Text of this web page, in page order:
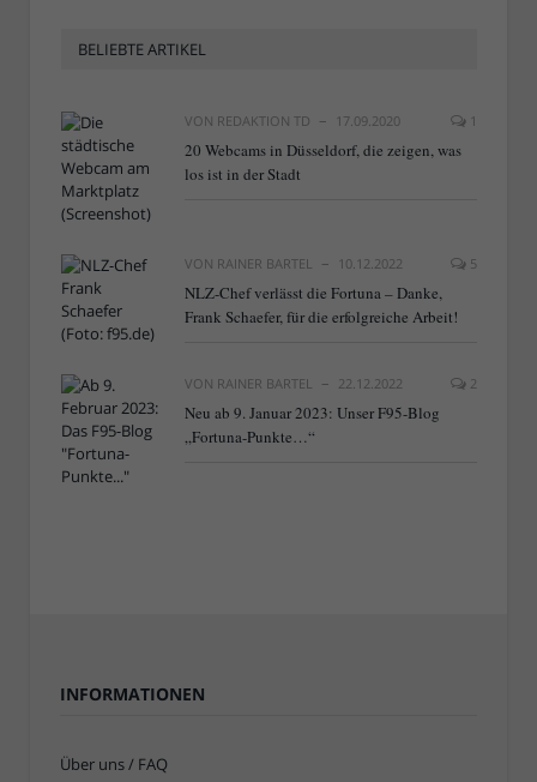
BELIEBTE ARTIKEL
VON REDAKTION TD 17.09.2020 1
20 Webcams in Düsseldorf, die zeigen, was
los ist in der Stadt
VON RAINER BARTEL 10.12.2022 5
NLZ-Chef verlässt die Fortuna – Danke,
Frank Schaefer, für die erfolgreiche Arbeit!
VON RAINER BARTEL 22.12.2022 2
Neu ab 9. Januar 2023: Unser F95-Blog
„Fortuna-Punkte…“
INFORMATIONEN
Über uns / FAQ